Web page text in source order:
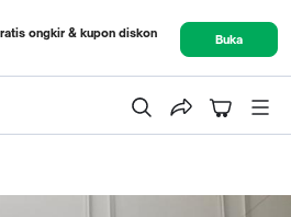
ongkir & kupon diskon
Buka